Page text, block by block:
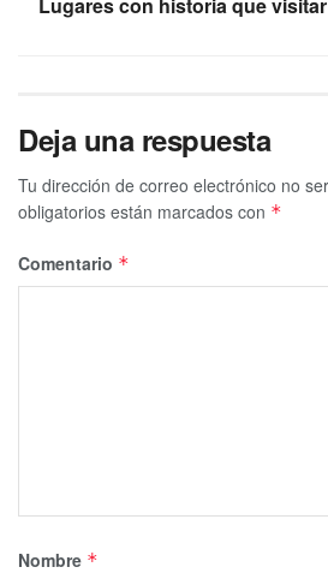
Deja una respuesta
Tu dirección de correo electrónico no
obligatorios están marcados con *
Comentario *
Nombre *